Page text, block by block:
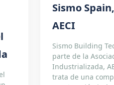
Sismo
AECI
Sismo Building
parte de la
Industrializada,
trata de una